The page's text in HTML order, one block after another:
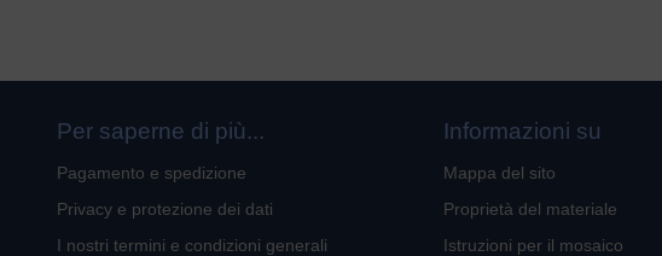
Per saperne di più...
Pagamento e spedizione
Privacy e protezione dei dati
I nostri termini e condizioni generali
Informazioni su
Mappa del sito
Proprietà del materiale
Istruzioni per il mosaico